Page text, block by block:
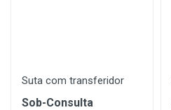
Suta com transferidor
Sob-Consulta